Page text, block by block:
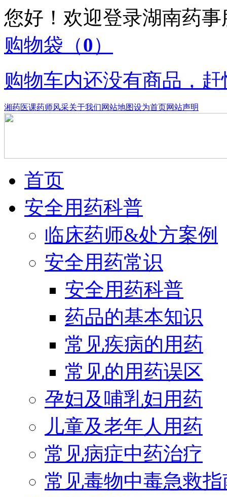
您好！欢迎登录湖南药
购物袋 （0）
购物车内还没有商品，
湘药医课药师风采关于我们网站地图设为首页网站声明
首页
安全用药科普
临床药师&处方案例
安全用药常识
安全用药科普
药品的基本知识
常见疾病的用药
常见的用药误区
孕妇及哺乳妇用药
儿童及老年人用药
常见病症中药治疗
常见毒物中毒急救指